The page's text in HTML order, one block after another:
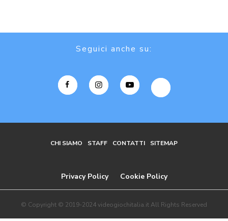
Seguici anche su:
CHI SIAMO STAFF CONTATTI SITEMAP
Privacy Policy Cookie Policy
© Copyright © 2019-2024 videogiochitalia.it All Rights Reserved